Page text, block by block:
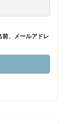
、メールアドレ